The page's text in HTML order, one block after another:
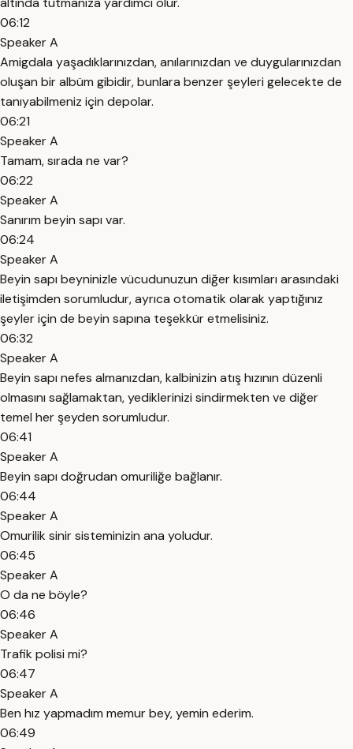
06:12
Speaker A
Amigdala yaşadıklarınızdan, anılarınızdan ve duygularınızdan
oluşan bir albüm gibidir, bunlara benzer şeyleri gelecekte de
tanıyabilmeniz için depolar.
06:21
Speaker A
Tamam, sırada ne var?
06:22
Speaker A
Sanırım beyin sapı var.
06:24
Speaker A
Beyin sapı beyninizle vücudunuzun diğer kısımları arasındaki
iletişimden sorumludur, ayrıca otomatik olarak yaptığınız
şeyler için de beyin sapına teşekkür etmelisiniz.
06:32
Speaker A
Beyin sapı nefes almanızdan, kalbinizin atış hızının düzenli
olmasını sağlamaktan, yediklerinizi sindirmekten ve diğer
temel her şeyden sorumludur.
06:41
Speaker A
Beyin sapı doğrudan omuriliğe bağlanır.
06:44
Speaker A
Omurilik sinir sisteminizin ana yoludur.
06:45
Speaker A
O da ne böyle?
06:46
Speaker A
Trafik polisi mi?
06:47
Speaker A
Ben hız yapmadım memur bey, yemin ederim.
06:49